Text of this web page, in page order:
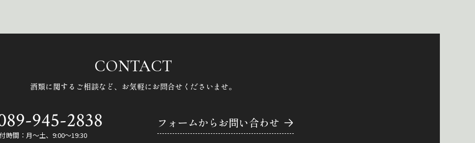
CONTACT
酒類に関するご相談など、 お気軽にお問合せくださいませ。
945-2838
時間：月～土、9:00～19:30
フォームからお問い合わせ